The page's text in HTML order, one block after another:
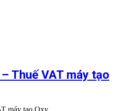
Thuế VAT máy tạo
máy tạo Oxy